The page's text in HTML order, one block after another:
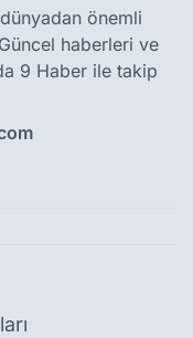
önemli
haberleri ve
9 Haber ile takip